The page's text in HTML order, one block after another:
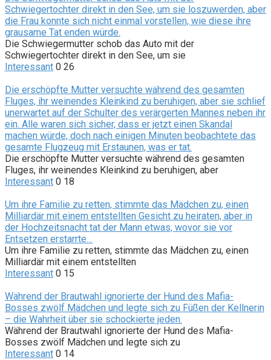
Schwiegertochter direkt in den See, um sie loszuwerden, aber
die Frau konnte sich nicht einmal vorstellen, wie diese ihre
grausame Tat enden würde.
Die Schwiegermutter schob das Auto mit der
Schwiegertochter direkt in den See, um sie
Interessant 0 26
Die erschöpfte Mutter versuchte während des gesamten
Fluges, ihr weinendes Kleinkind zu beruhigen, aber sie schlief
unerwartet auf der Schulter des verärgerten Mannes neben ihr
ein. Alle waren sich sicher, dass er jetzt einen Skandal
machen würde, doch nach einigen Minuten beobachtete das
gesamte Flugzeug mit Erstaunen, was er tat.
Die erschöpfte Mutter versuchte während des gesamten
Fluges, ihr weinendes Kleinkind zu beruhigen, aber
Interessant 0 18
Um ihre Familie zu retten, stimmte das Mädchen zu, einen
Milliardär mit einem entstellten Gesicht zu heiraten, aber in
der Hochzeitsnacht tat der Mann etwas, wovor sie vor
Entsetzen erstarrte…
Um ihre Familie zu retten, stimmte das Mädchen zu, einen
Milliardär mit einem entstellten
Interessant 0 15
Während der Brautwahl ignorierte der Hund des Mafia-
Bosses zwölf Mädchen und legte sich zu Füßen der Kellnerin
– die Wahrheit über sie schockierte jeden.
Während der Brautwahl ignorierte der Hund des Mafia-
Bosses zwölf Mädchen und legte sich zu
Interessant 0 14